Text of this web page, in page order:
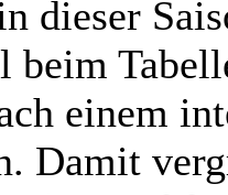
dieser
beim
einem
Damit